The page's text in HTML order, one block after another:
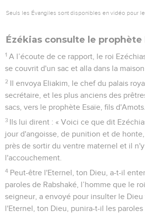
Seuls les Évangiles sont disponibles en vidéo pour le
Ézékias consulte le prophète
1 A l’écoute de ce rapport, le roi
se couvrit d'un sac et alla dans la
2 Il envoya Eliakim, le chef du palais
secrétaire, et les plus anciens des
sacs, vers le prophète Esaïe, fils d'Amots.
3 Ils lui dirent : « Voici ce que dit
jour d'angoisse, de punition et de
près de sortir du ventre maternel et il
l'accouchement.
4 Peut-être l'Eternel, ton Dieu, a-t-il
paroles de Rabshaké, l’homme que le
seigneur, a envoyé pour insulter le
l'Eternel, ton Dieu, punira-t-il les paroles